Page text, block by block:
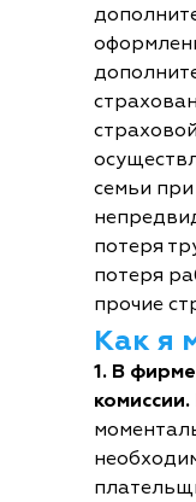
семьи
потеря
потеря
прочие
Как я
1. В
комиссии.